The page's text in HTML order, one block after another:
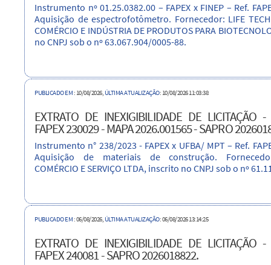
Instrumento nº 01.25.0382.00 – FAPEX x FINEP – Ref.
Aquisição de espectrofotômetro. Fornecedor: LIFE
COMÉRCIO E INDÚSTRIA DE PRODUTOS PARA
no CNPJ sob o nº 63.067.904/0005-88.
PUBLICADO EM: 10/08/2026, ÚLTIMA ATUALIZAÇÃO: 10/08/2026 11:03:38
EXTRATO DE INEXIGIBILIDADE DE LICITAÇÃO
FAPEX 230029 - MAPA 2026.001565 - SAPRO
Instrumento n° 238/2023 - FAPEX x UFBA/ MPT – Ref.
Aquisição de materiais de construção. Fornecedor:
COMÉRCIO E SERVIÇO LTDA, inscrito no CNPJ sob o nº
PUBLICADO EM: 06/08/2026, ÚLTIMA ATUALIZAÇÃO: 06/08/2026 13:14:25
EXTRATO DE INEXIGIBILIDADE DE LICITAÇÃO
FAPEX 240081 - SAPRO 2026018822.